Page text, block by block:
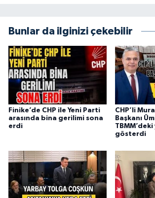
Bunlar da ilginizi çekebilir
Finike’de CHP ile Yeni Parti
arasında bina gerilimi sona
erdi
CHP’li
Başkanı
gösterdi